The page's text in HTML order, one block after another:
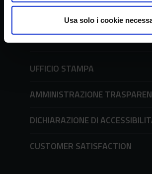
Usa solo i cookie
URP - Ufficio Relazioni con il Pubblico
tel. + 39 06 51494600
UFFICIO STAMPA
AMMINISTRAZIONE
DICHIARAZIONE DI
CUSTOMER SATISFACTION